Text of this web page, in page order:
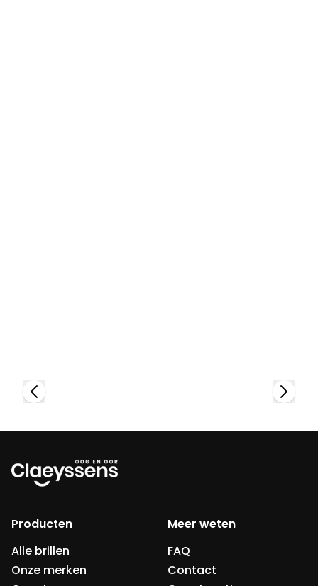
Producten
Alle brillen
Onze merken
Meer weten
FAQ
Contact